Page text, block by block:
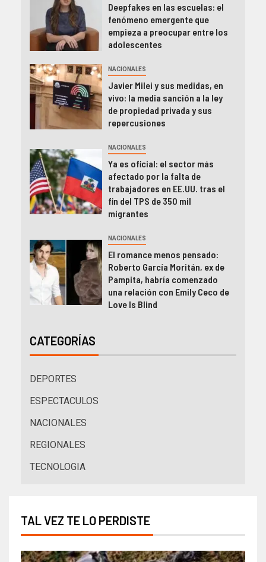
Deepfakes en las escuelas: el
fenómeno emergente que
empieza a preocupar entre los
adolescentes
NACIONALES
Javier Milei y sus medidas, en
vivo: la media sanción a la ley
de propiedad privada y sus
repercusiones
NACIONALES
Ya es oficial: el sector más
afectado por la falta de
trabajadores en EE.UU. tras el
fin del TPS de 350 mil
migrantes
NACIONALES
El romance menos pensado:
Roberto García Moritán, ex de
Pampita, habría comenzado
una relación con Emily Ceco de
Love Is Blind
CATEGORÍAS
DEPORTES
ESPECTACULOS
NACIONALES
REGIONALES
TECNOLOGIA
TAL VEZ TE LO PERDISTE